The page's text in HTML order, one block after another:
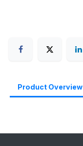
Product Overview